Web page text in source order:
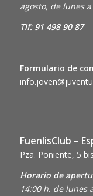
agosto, de lunes
Tlf: 91 498 90 87
Formulario de
FuenlisClub –
Pza. Poniente, 5
Horario de
14:00 h. de lunes